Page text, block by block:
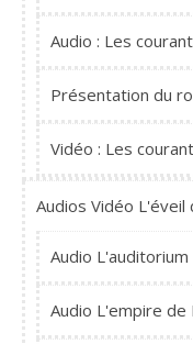
Audio : Les
Présentation du
Vidéo : Les
Audios Vidéo L'éveil
Audio L'auditorium
Audio L'empire de